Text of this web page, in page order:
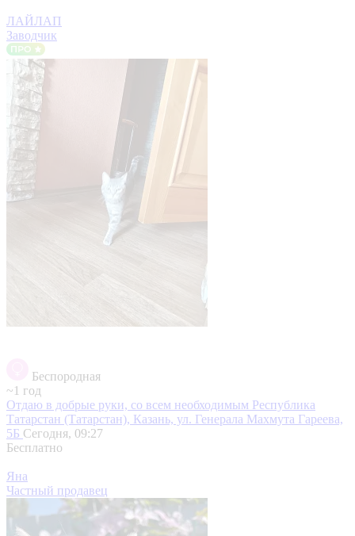
ЛАЙЛАП
Заводчик
Беспородная
~1 год
Отдаю в добрые руки, со всем необходимым Республика
Татарстан (Татарстан), Казань, ул. Генерала Махмута Гареева,
5Б Сегодня, 09:27
Бесплатно
Яна
Частный продавец